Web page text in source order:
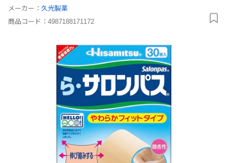
メーカー： 久光製薬
商品コード： 4987188171172